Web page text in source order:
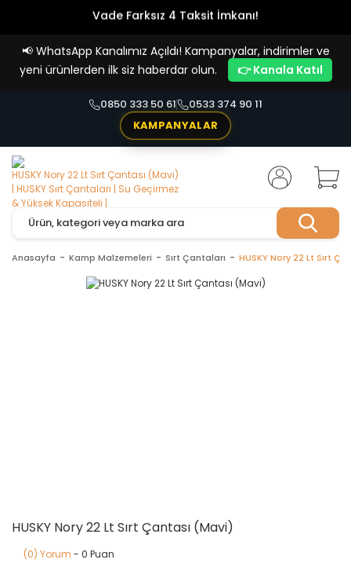
Vade Farksız 4 Taksit İmkanı!
📢 WhatsApp Kanalımız Açıldı! Kampanyalar, indirimler ve
yeni ürünlerden ilk siz haberdar olun.
👉 Kanala Katıl
0850 333 50 61
0533 374 90 11
KAMPANYALAR
Anasayfa Kamp Malzemeleri Sırt Çantaları HUSKY Nory 22 Lt Sırt
HUSKY Nory 22 Lt Sırt Çantası (Mavi)
(0) Yorum - 0 Puan